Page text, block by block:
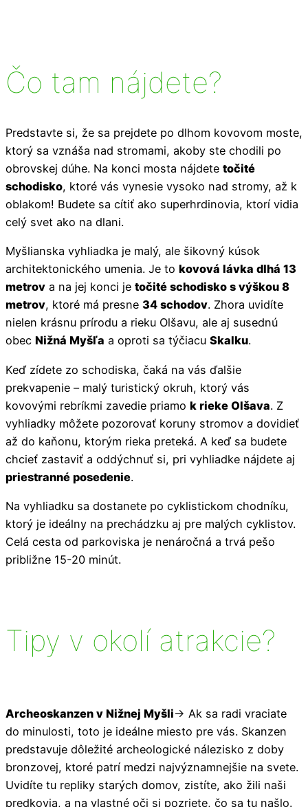
Čo tam nájdete?
Predstavte si, že sa prejdete po dlhom kovovom moste,
ktorý sa vznáša nad stromami, akoby ste chodili po
obrovskej dúhe. Na konci mosta nájdete točité
schodisko, ktoré vás vynesie vysoko nad stromy, až k
oblakom! Budete sa cítiť ako superhrdinovia, ktorí vidia
celý svet ako na dlani.
Myšlianska vyhliadka je malý, ale šikovný kúsok
architektonického umenia. Je to kovová lávka dlhá 13
metrov a na jej konci je točité schodisko s výškou 8
metrov, ktoré má presne 34 schodov. Zhora uvidíte
nielen krásnu prírodu a rieku Olšavu, ale aj susednú
obec Nižná Myšľa a oproti sa týčiacu Skalku.
Keď zídete zo schodiska, čaká na vás ďalšie
prekvapenie – malý turistický okruh, ktorý vás
kovovými rebríkmi zavedie priamo k rieke Olšava. Z
vyhliadky môžete pozorovať koruny stromov a dovidieť
až do kaňonu, ktorým rieka preteká. A keď sa budete
chcieť zastaviť a oddýchnuť si, pri vyhliadke nájdete aj
priestranné posedenie.
Na vyhliadku sa dostanete po cyklistickom chodníku,
ktorý je ideálny na prechádzku aj pre malých cyklistov.
Celá cesta od parkoviska je nenáročná a trvá pešo
približne 15-20 minút.
Tipy v okolí atrakcie?
Archeoskanzen v Nižnej Myšli-> Ak sa radi vraciate
do minulosti, toto je ideálne miesto pre vás. Skanzen
predstavuje dôležité archeologické nálezisko z doby
bronzovej, ktoré patrí medzi najvýznamnejšie na svete.
Uvidíte tu repliky starých domov, zistíte, ako žili naši
predkovia, a na vlastné oči si pozriete, čo sa tu našlo.